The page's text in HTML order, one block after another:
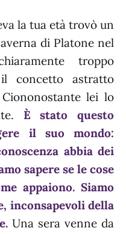
la tua età trovò un
di Platone nel
troppo
concetto astratto
lei lo
È stato questo
il suo mondo:
abbia dei
sapere se le cose
appaiono. Siamo
inconsapevoli della
Una sera venne da